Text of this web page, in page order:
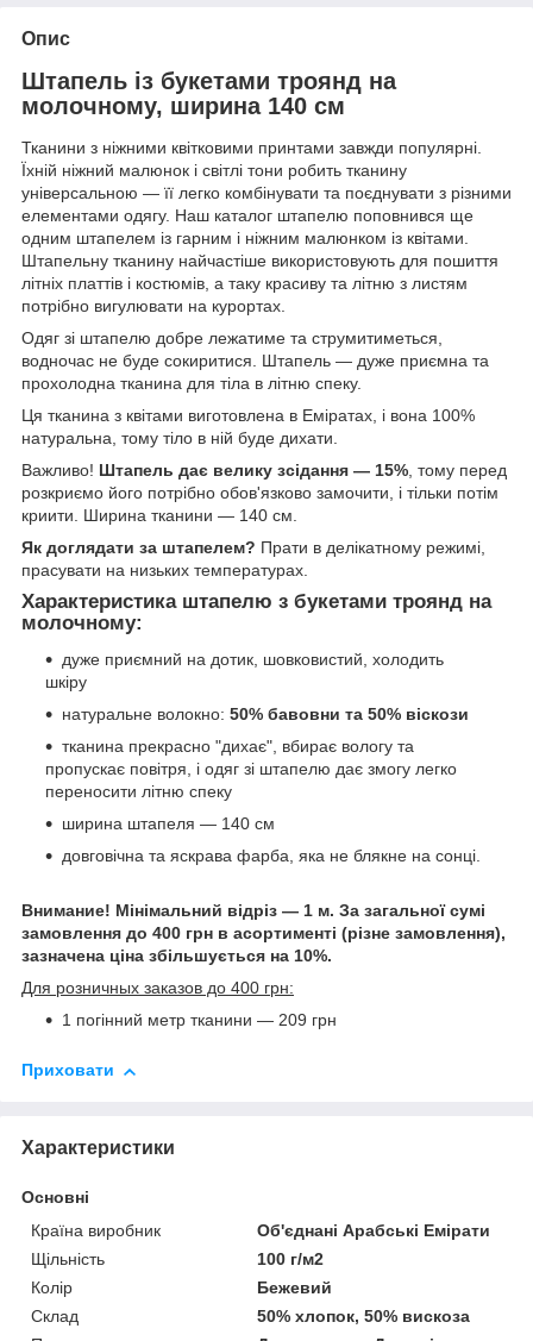
Опис
Штапель із букетами троянд на
молочному, ширина 140 см
Тканини з ніжними квітковими принтами завжди популярні.
Їхній ніжний малюнок і світлі тони робить тканину
універсальною — її легко комбінувати та поєднувати з різними
елементами одягу. Наш каталог штапелю поповнився ще
одним штапелем із гарним і ніжним малюнком із квітами.
Штапельну тканину найчастіше використовують для пошиття
літніх платтів і костюмів, а таку красиву та літню з листям
потрібно вигулювати на курортах.
Одяг зі штапелю добре лежатиме та струмитиметься,
водночас не буде сокиритися. Штапель — дуже приємна та
прохолодна тканина для тіла в літню спеку.
Ця тканина з квітами виготовлена в Еміратах, і вона 100%
натуральна, тому тіло в ній буде дихати.
Важливо! Штапель дає велику зсідання — 15%, тому перед
розкриємо його потрібно обов'язково замочити, і тільки потім
криити. Ширина тканини — 140 см.
Як доглядати за штапелем? Прати в делікатному режимі,
прасувати на низьких температурах.
Характеристика штапелю з букетами троянд на
молочному:
дуже приємний на дотик, шовковистий, холодить
шкіру
натуральне волокно: 50% бавовни та 50% віскози
тканина прекрасно "дихає", вбирає вологу та
пропускає повітря, і одяг зі штапелю дає змогу легко
переносити літню спеку
ширина штапеля — 140 см
довговічна та яскрава фарба, яка не блякне на сонці.
Внимание! Мінімальний відріз — 1 м. За загальної сумі
замовлення до 400 грн в асортименті (різне замовлення),
зазначена ціна збільшується на 10%.
Для розничных заказов до 400 грн:
1 погінний метр тканини — 209 грн
Приховати
Характеристики
Основні
Країна виробник
Об'єднані Арабські Емірати
Щільність
100 г/м2
Колір
Бежевий
Склад
50% хлопок, 50% вискоза